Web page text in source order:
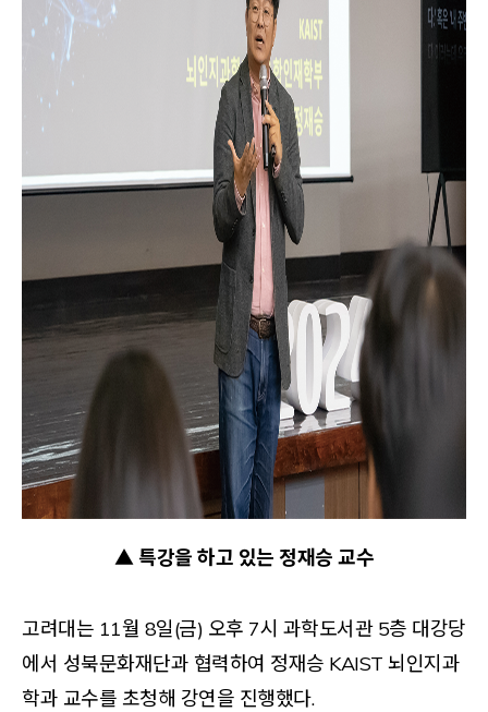
▲ 특강을 하고 있는 정재승 교수
고려대는 11월 8일(금) 오후 7시 과학도서관 5층 대강당
에서 성북문화재단과 협력하여 정재승 KAIST 뇌인지과
학과 교수를 초청해 강연을 진행했다.